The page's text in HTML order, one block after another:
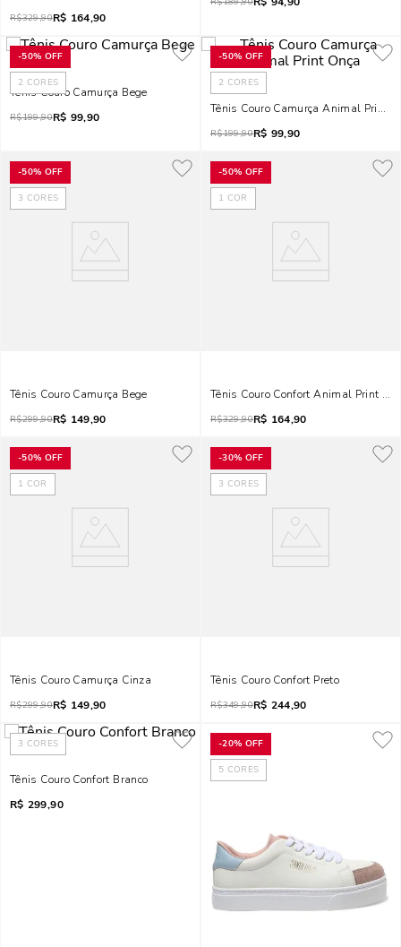
R$329,90R$ 164,90
-50% OFF
2 CORES
Tênis Couro Camurça Bege
R$199,90R$ 99,90
-50% OFF
2 CORES
Tênis Couro Camurça Animal Print
R$199,90R$ 99,90
-50% OFF
3 CORES
Tênis Couro Camurça Bege
R$299,90R$ 149,90
-50% OFF
1 COR
Tênis Couro Confort Animal Print
R$329,90R$ 164,90
-50% OFF
1 COR
Tênis Couro Camurça Cinza
R$299,90R$ 149,90
-30% OFF
3 CORES
Tênis Couro Confort Preto
R$349,90R$ 244,90
3 CORES
Tênis Couro Confort Branco
R$ 299,90
-20% OFF
5 CORES